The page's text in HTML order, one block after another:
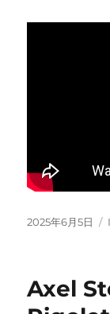
Posted
2025年6月5日
Axel